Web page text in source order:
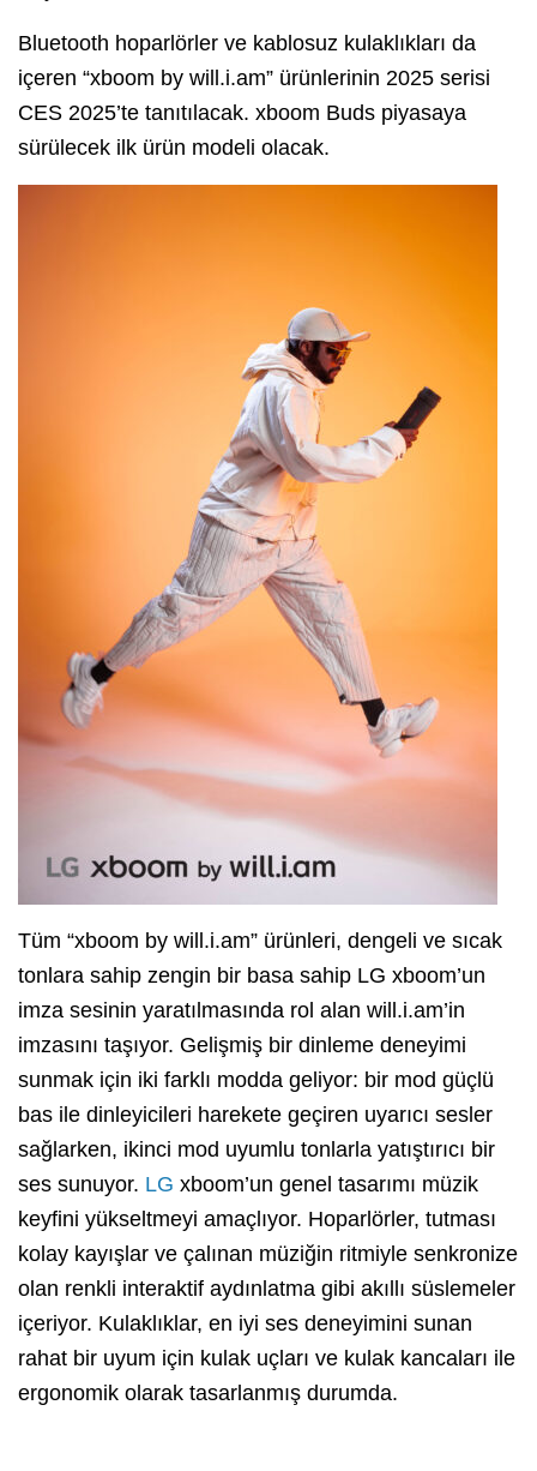
Bluetooth hoparlörler ve kablosuz kulaklıkları da
içeren “xboom by will.i.am” ürünlerinin 2025 serisi
CES 2025’te tanıtılacak. xboom Buds piyasaya
sürülecek ilk ürün modeli olacak.
Tüm “xboom by will.i.am” ürünleri, dengeli ve sıcak
tonlara sahip zengin bir basa sahip LG xboom’un
imza sesinin yaratılmasında rol alan will.i.am’in
imzasını taşıyor. Gelişmiş bir dinleme deneyimi
sunmak için iki farklı modda geliyor: bir mod güçlü
bas ile dinleyicileri harekete geçiren uyarıcı sesler
sağlarken, ikinci mod uyumlu tonlarla yatıştırıcı bir
ses sunuyor. LG xboom’un genel tasarımı müzik
keyfini yükseltmeyi amaçlıyor. Hoparlörler, tutması
kolay kayışlar ve çalınan müziğin ritmiyle senkronize
olan renkli interaktif aydınlatma gibi akıllı süslemeler
içeriyor. Kulaklıklar, en iyi ses deneyimini sunan
rahat bir uyum için kulak uçları ve kulak kancaları ile
ergonomik olarak tasarlanmış durumda.